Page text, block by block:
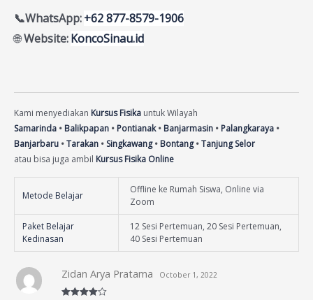
📞WhatsApp:+62 877-8579-1906
🌐Website:KoncoSinau.id
Kami menyediakan Kursus Fisika untuk Wilayah
Samarinda • Balikpapan • Pontianak• Banjarmasin • Palangkaraya •
Banjarbaru •Tarakan • Singkawang• Bontang•Tanjung Selor
atau bisa juga ambil Kursus Fisika Online
Metode Belajar
Offline ke Rumah Siswa, Online via
Zoom
Paket Belajar
Kedinasan
12 Sesi Pertemuan, 20 Sesi Pertemuan,
40 Sesi Pertemuan
Zidan Arya Pratama October 1, 2022